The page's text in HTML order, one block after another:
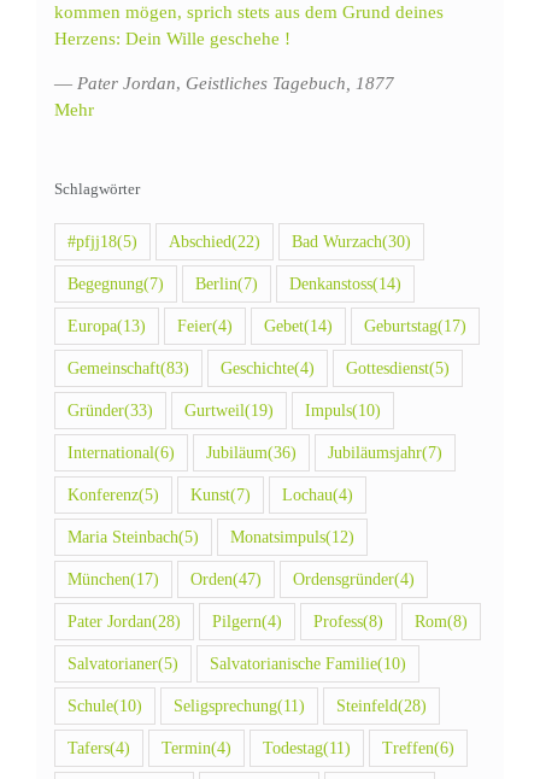
kommen mögen, sprich stets aus dem Grund deines
Herzens: Dein Wille geschehe !
— Pater Jordan, Geistliches Tagebuch, 1877
Mehr
Schlagwörter
#pfjj18(5) Abschied(22) Bad Wurzach(30)
Begegnung(7) Berlin(7) Denkanstoss(14)
Europa(13) Feier(4) Gebet(14) Geburtstag(17)
Gemeinschaft(83) Geschichte(4) Gottesdienst(5)
Gründer(33) Gurtweil(19) Impuls(10)
International(6) Jubiläum(36) Jubiläumsjahr(7)
Konferenz(5) Kunst(7) Lochau(4)
Maria Steinbach(5) Monatsimpuls(12)
München(17) Orden(47) Ordensgründer(4)
Pater Jordan(28) Pilgern(4) Profess(8) Rom(8)
Salvatorianer(5) Salvatorianische Familie(10)
Schule(10) Seligsprechung(11) Steinfeld(28)
Tafers(4) Termin(4) Todestag(11) Treffen(6)